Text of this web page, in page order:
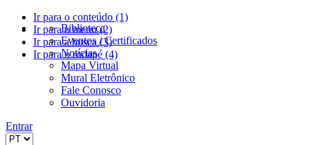
Ir para o conteúdo (1)
Ir para o menu (2)
Ir para a busca (3)
Ir para o rodapé (4)
Biblioteca
Eventos / Certificados
Notícias
Mapa Virtual
Mural Eletrônico
Fale Conosco
Ouvidoria
Entrar